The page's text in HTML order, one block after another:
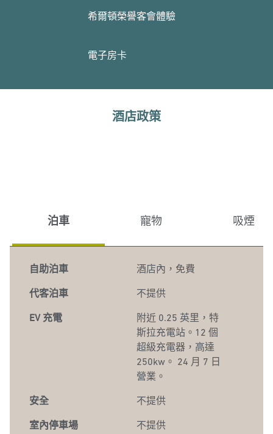
希爾頓榮譽客會體驗
電子房卡
酒店政策
泊車 寵物 吸煙
自助泊車 酒店內 ， 免費
代客泊車 不提供
EV 充電 附近 0.25 英里 ，特
斯拉充電站。12 個
超級充電器，高達
250kw。 24 月 7 日
營業。
安全 不提供
室內停車場 不提供